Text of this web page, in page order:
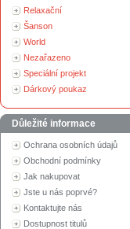
Relaxační
Šanson
World
Nezařazeno
Speciální projekt
Dárkový poukaz
Důležité informace
Ochrana osobních údajů
Obchodní podmínky
Jak nakupovat
Jste u nás poprvé?
Kontaktujte nás
Dostupnost titulů